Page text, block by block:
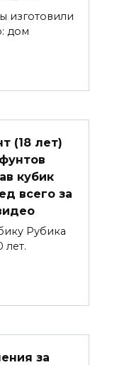
изготовили
дом
(18 лет)
кубик
всего за
Рубика
лет.
за